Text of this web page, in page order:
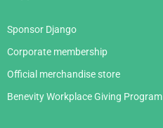
Sponsor Django
Corporate membership
Official merchandise store
Benevity Workplace Giving Program